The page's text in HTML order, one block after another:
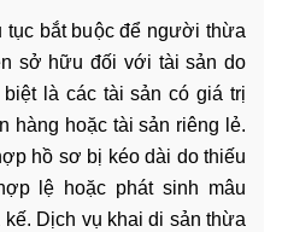
tục bắt buộc để người thừa
sở hữu đối với tài sản do
là các tài sản có giá trị
hàng hoặc tài sản riêng lẻ.
hồ sơ bị kéo dài do thiếu
lệ hoặc phát sinh mâu
Dịch vụ khai di sản thừa